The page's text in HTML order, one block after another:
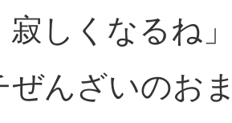
寂しくなるね
ぜんざいのお